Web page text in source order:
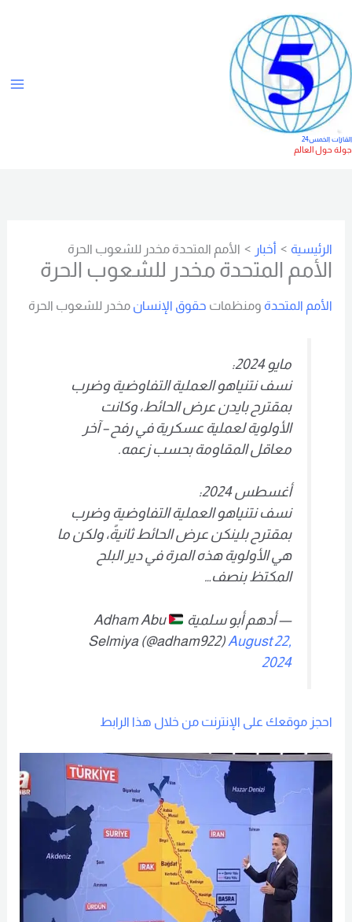
الخمس24
حول العالم
الرئيسية أخبار الأمم المتحدة مخدر للشعوب الحرة
الأمم المتحدة مخدر للشعوب الحرة
الأمم المتحدة ومنظمات حقوق الإنسانمخدر للشعوب الحرة
مايو 2024:
نسف نتنياهو العملية التفاوضية وضرب
بمقترح بايدن عرض الحائط، وكانت
الأولوية لعملية عسكرية في رفح – آخر
معاقل المقاومة بحسب زعمه.
أغسطس 2024:
نسف نتنياهو العملية التفاوضية وضرب
بمقترح بلينكن عرض الحائط ثانيةً، ولكن ما
هي الأولوية هذه المرة في دير البلح
المكتظ بنصف…
— أدهم أبو سلمية
Adham Abu
Selmiya (@adham922)August 22,
2024
احجز موقعك على الإنترنت من خلال هذا الرابط
ص
ف
ا